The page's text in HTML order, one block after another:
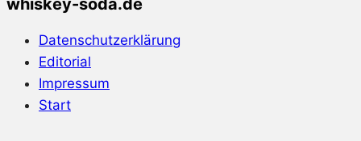
Datenschutzerklärung
Editorial
Impressum
Start